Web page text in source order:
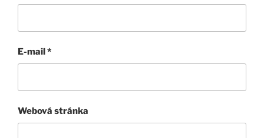
E-mail *
Webová stránka